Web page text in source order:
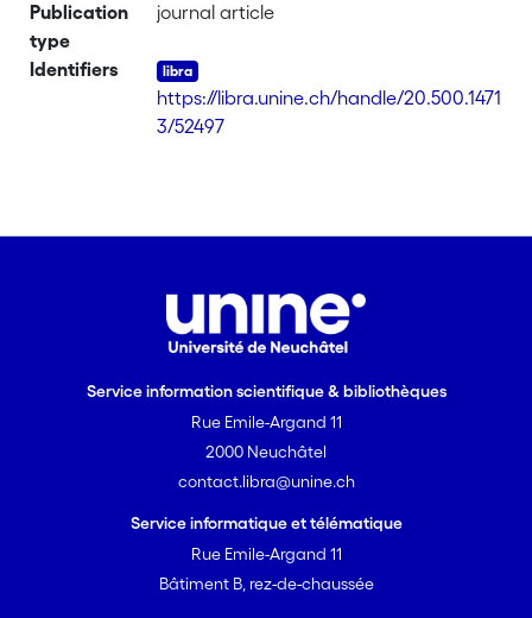
Publication
type
journal article
Identifiers
https://libra.unine.ch/handle/20.500.1471
3/52497
Service information scientifique & bibliothèques
Rue Emile-Argand 11
2000 Neuchâtel
contact.libra@unine.ch
Service informatique et télématique
Rue Emile-Argand 11
Bâtiment B, rez-de-chaussée